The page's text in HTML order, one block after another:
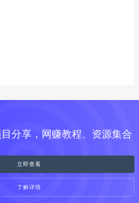
分享，网赚教程、资源集合
立即查看
了解详情